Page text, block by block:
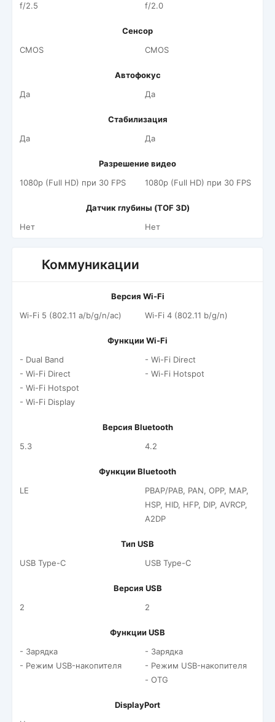
f/2.5
f/2.0
Сенсор
CMOS
CMOS
Автофокус
Да
Да
Стабилизация
Да
Да
Разрешение видео
1080p (Full HD) при 30 FPS
1080p (Full HD) при 30 FPS
Датчик глубины (TOF 3D)
Нет
Нет
Коммуникации
Версия Wi-Fi
Wi-Fi 5 (802.11 a/b/g/n/ac)
Wi-Fi 4 (802.11 b/g/n)
Функции Wi-Fi
- Dual Band
- Wi-Fi Direct
- Wi-Fi Hotspot
- Wi-Fi Display
- Wi-Fi Direct
- Wi-Fi Hotspot
Версия Bluetooth
5.3
4.2
Функции Bluetooth
LE
PBAP/PAB, PAN, OPP, MAP,
HSP, HID, HFP, DIP, AVRCP,
A2DP
Тип USB
USB Type-C
USB Type-C
Версия USB
2
2
Функции USB
- Зарядка
- Режим USB-накопителя
- Зарядка
- Режим USB-накопителя
- OTG
DisplayPort